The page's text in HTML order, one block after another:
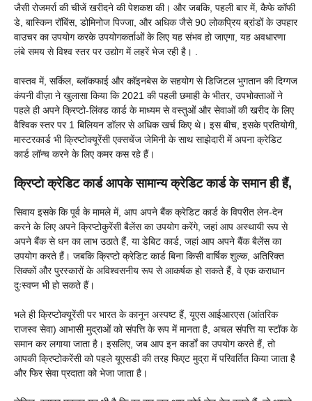
जैसी रोजमर्रा की चीजें खरीदने की पेशकश की। और जबकि, पहली बार में, कैफे कॉफी
डे, बास्किन रॉबिंस, डोमिनोज पिज्जा, और अधिक जैसे 90 लोकप्रिय ब्रांडों के उपहार
वाउचर का उपयोग करके उपयोगकर्ताओं के लिए यह संभव हो जाएगा, यह अवधारणा
लंबे समय से विश्व स्तर पर उद्योग में लहरें भेज रही है। .
वास्तव में, सर्किल, ब्लॉकफाई और कॉइनबेस के सहयोग से डिजिटल भुगतान की दिग्गज
कंपनी वीज़ा ने खुलासा किया कि 2021 की पहली छमाही के भीतर, उपभोक्ताओं ने
पहले ही अपने क्रिप्टो-लिंक्ड कार्ड के माध्यम से वस्तुओं और सेवाओं की खरीद के लिए
वैश्विक स्तर पर 1 बिलियन डॉलर से अधिक खर्च किए थे। इस बीच, इसके प्रतियोगी,
मास्टरकार्ड भी क्रिप्टोक्यूरेंसी एक्सचेंज जेमिनी के साथ साझेदारी में अपना क्रेडिट
कार्ड लॉन्च करने के लिए कमर कस रहे हैं।
क्रिप्टो क्रेडिट कार्ड आपके सामान्य क्रेडिट कार्ड के समान ही हैं,
सिवाय इसके कि पूर्व के मामले में, आप अपने बैंक क्रेडिट कार्ड के विपरीत लेन-देन
करने के लिए अपने क्रिप्टोकुरेंसी बैलेंस का उपयोग करेंगे, जहां आप अस्थायी रूप से
अपने बैंक से धन का लाभ उठाते हैं, या डेबिट कार्ड, जहां आप अपने बैंक बैलेंस का
उपयोग करते हैं। जबकि क्रिप्टो क्रेडिट कार्ड बिना किसी वार्षिक शुल्क, अतिरिक्त
सिक्कों और पुरस्कारों के अविश्वसनीय रूप से आकर्षक हो सकते हैं, वे एक कराधान
दुःस्वप्न भी हो सकते हैं।
भले ही क्रिप्टोक्यूरेंसी पर भारत के कानून अस्पष्ट हैं, यूएस आईआरएस (आंतरिक
राजस्व सेवा) आभासी मुद्राओं को संपत्ति के रूप में मानता है, अचल संपत्ति या स्टॉक के
समान कर लगाया जाता है। इसलिए, जब आप इन कार्डों का उपयोग करते हैं, तो
आपकी क्रिप्टोकरेंसी को पहले यूएसडी की तरह फिएट मुद्रा में परिवर्तित किया जाता है
और फिर सेवा प्रदाता को भेजा जाता है।